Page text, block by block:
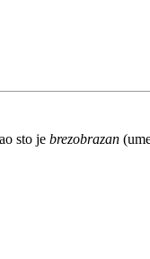
sto je brezobrazan